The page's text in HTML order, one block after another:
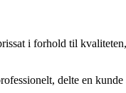
i forhold til
delte en